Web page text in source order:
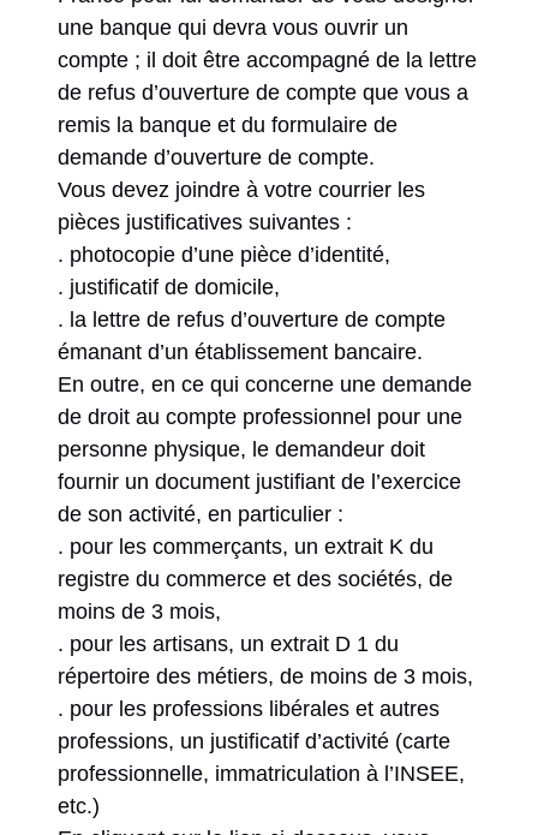
une banque qui devra vous ouvrir un
compte ; il doit être accompagné de la lettre
de refus d’ouverture de compte que vous a
remis la banque et du formulaire de
demande d’ouverture de compte.
Vous devez joindre à votre courrier les
pièces justificatives suivantes :
. photocopie d’une pièce d’identité,
. justificatif de domicile,
. la lettre de refus d’ouverture de compte
émanant d’un établissement bancaire.
En outre, en ce qui concerne une demande
de droit au compte professionnel pour une
personne physique, le demandeur doit
fournir un document justifiant de l’exercice
de son activité, en particulier :
. pour les commerçants, un extrait K du
registre du commerce et des sociétés, de
moins de 3 mois,
. pour les artisans, un extrait D 1 du
répertoire des métiers, de moins de 3 mois,
. pour les professions libérales et autres
professions, un justificatif d’activité (carte
professionnelle, immatriculation à l’INSEE,
etc.)